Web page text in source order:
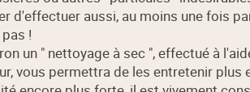
d'effectuer aussi, au moins une fois
!
un " nettoyage à sec ", effectué à
vous permettra de les entretenir plus